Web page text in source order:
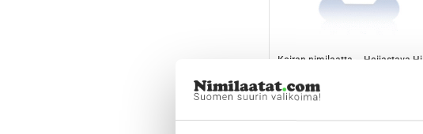
Koiran nimilaatta – Heijastava Hi-
15,90€